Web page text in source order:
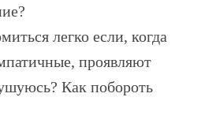
легко если, когда
проявляют
Как побороть